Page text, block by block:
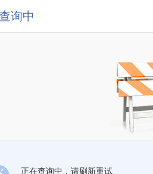
询中
正在查询中，请刷新重试